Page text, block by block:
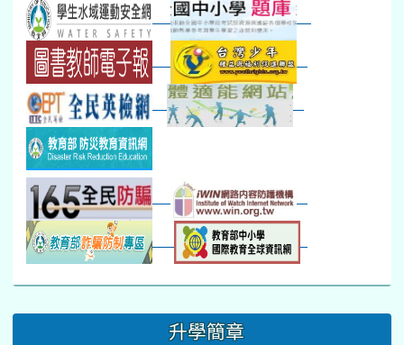
第一週
超額比序暨免試入學...
::: 升學簡章